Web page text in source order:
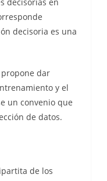
decisoria es una
dar
y el
un convenio que
de datos.
de los